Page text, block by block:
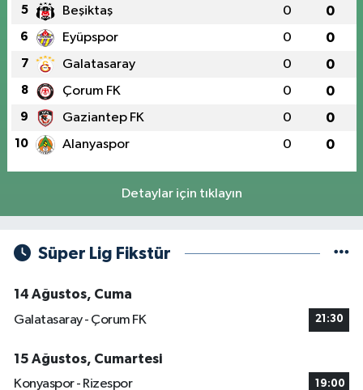
5 Beşiktaş 0 0
6 Eyüpspor 0 0
7 Galatasaray 0 0
8 Çorum FK 0 0
9 Gaziantep FK 0 0
10 Alanyaspor 0 0
Detaylar için tıklayın
Süper Lig Fikstür
14 Ağustos, Cuma
Galatasaray - Çorum FK
21:30
15 Ağustos, Cumartesi
Konyaspor - Rizespor
19:00